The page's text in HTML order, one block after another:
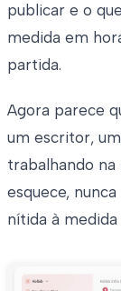
publicar e o
medida em
partida.
Agora parece
um escritor,
trabalhando na
esquece,
nítida à medida